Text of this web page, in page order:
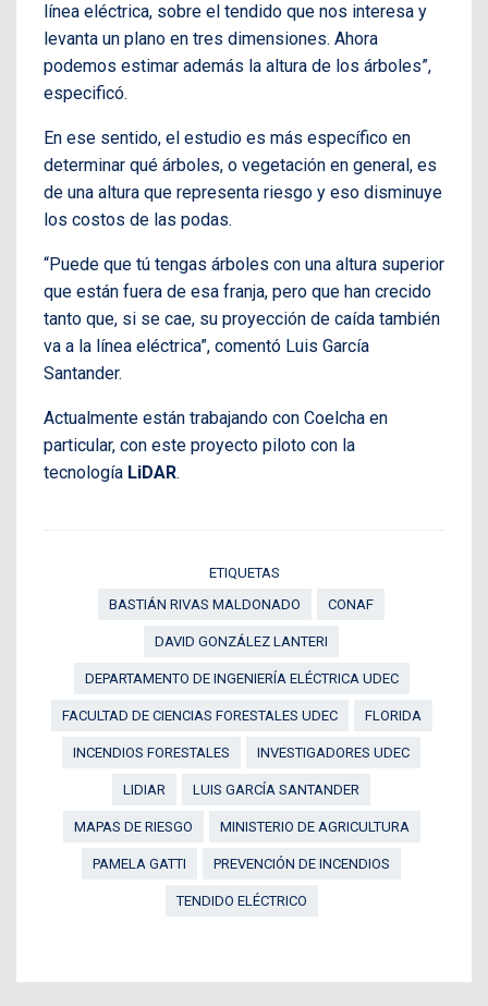
línea eléctrica, sobre el tendido que nos interesa y
levanta un plano en tres dimensiones. Ahora
podemos estimar además la altura de los árboles”,
especificó.
En ese sentido, el estudio es más específico en
determinar qué árboles, o vegetación en general, es
de una altura que representa riesgo y eso disminuye
los costos de las podas.
“Puede que tú tengas árboles con una altura superior
que están fuera de esa franja, pero que han crecido
tanto que, si se cae, su proyección de caída también
va a la línea eléctrica”, comentó Luis García
Santander.
Actualmente están trabajando con Coelcha en
particular, con este proyecto piloto con la
tecnología LiDAR.
ETIQUETAS
BASTIÁN RIVAS MALDONADO
CONAF
DAVID GONZÁLEZ LANTERI
DEPARTAMENTO DE INGENIERÍA ELÉCTRICA UDEC
FACULTAD DE CIENCIAS FORESTALES UDEC FLORIDA
INCENDIOS FORESTALES INVESTIGADORES UDEC
LIDIAR LUIS GARCÍA SANTANDER
MAPAS DE RIESGO MINISTERIO DE AGRICULTURA
PAMELA GATTI PREVENCIÓN DE INCENDIOS
TENDIDO ELÉCTRICO